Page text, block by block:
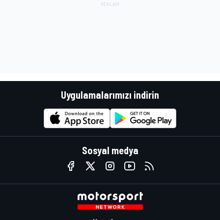
Uygulamalarımızı indirin
Sosyal medya